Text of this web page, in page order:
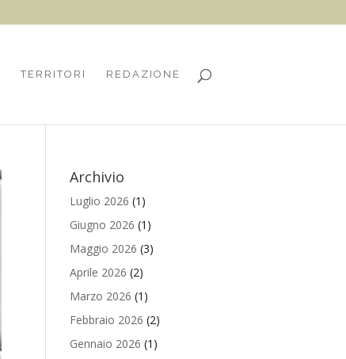
TERRITORI REDAZIONE
Archivio
Luglio 2026 (1)
Giugno 2026 (1)
Maggio 2026 (3)
Aprile 2026 (2)
Marzo 2026 (1)
Febbraio 2026 (2)
Gennaio 2026 (1)